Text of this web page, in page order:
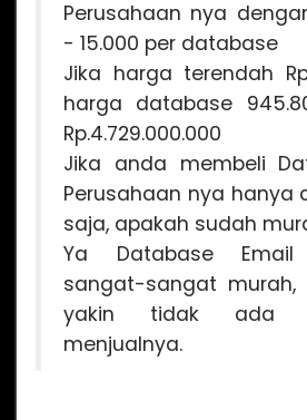
Perusahaan nya
- 15.000 per database
Jika harga terendah
harga database
Rp.4.729.000.000
Jika anda membeli
Perusahaan nya hanya
saja, apakah sudah
Ya Database Email
sangat-sangat murah,
yakin tidak ada
menjualnya.